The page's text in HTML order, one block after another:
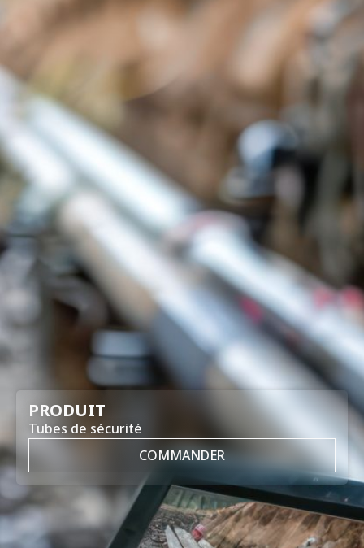
PRODUIT
Tubes de sécurité
COMMANDER